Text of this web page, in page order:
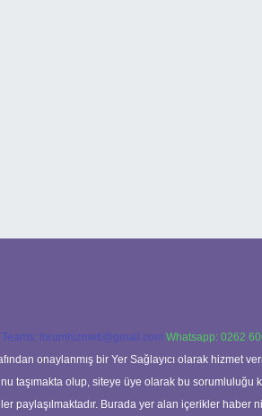
Teams: forumhizmeti@gmail.com Whatsapp: 0262
onaylanmış bir Yer Sağlayıcı olarak hizmet
taşımakta olup, siteye üye olarak bu
paylaşılmaktadır. Burada yer alan içerikler